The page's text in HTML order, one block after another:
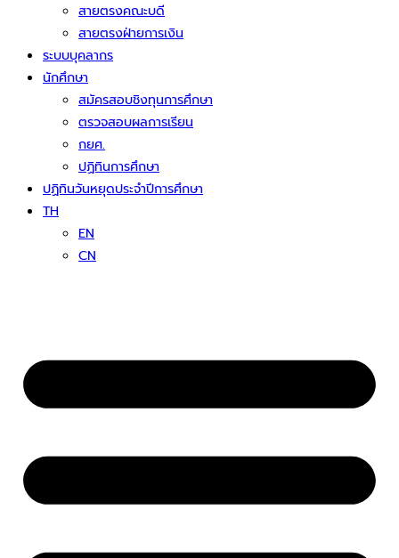
สายตรงคณะบดี
สายตรงฝ่ายการเงิน
ระบบบุคลากร
นักศึกษา
สมัครสอบชิงทุนการศึกษา
ตรวจสอบผลการเรียน
กยศ.
ปฏิทินการศึกษา
ปฏิทินวันหยุดประจำปีการศึกษา
TH
EN
CN